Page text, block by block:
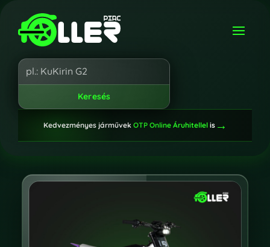
Kedvezményes járművek OTP Online Áruhitellelis→